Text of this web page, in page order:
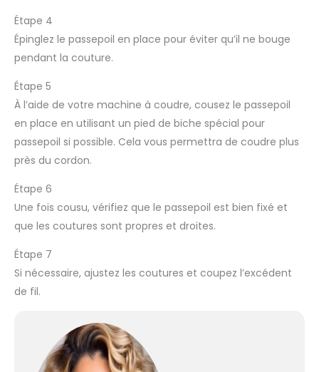
Étape 4
Épinglez le passepoil en place pour éviter qu’il ne bouge
pendant la couture.
Étape 5
À l’aide de votre machine à coudre, cousez le passepoil
en place en utilisant un pied de biche spécial pour
passepoil si possible. Cela vous permettra de coudre plus
près du cordon.
Étape 6
Une fois cousu, vérifiez que le passepoil est bien fixé et
que les coutures sont propres et droites.
Étape 7
Si nécessaire, ajustez les coutures et coupez l’excédent
de fil.